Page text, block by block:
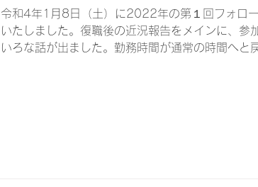
令和4年1月8日（土）に2022年の第１回フォロ
いたしました。復職後の近況報告をメインに、参
いろな話が出ました。勤務時間が通常の時間へと